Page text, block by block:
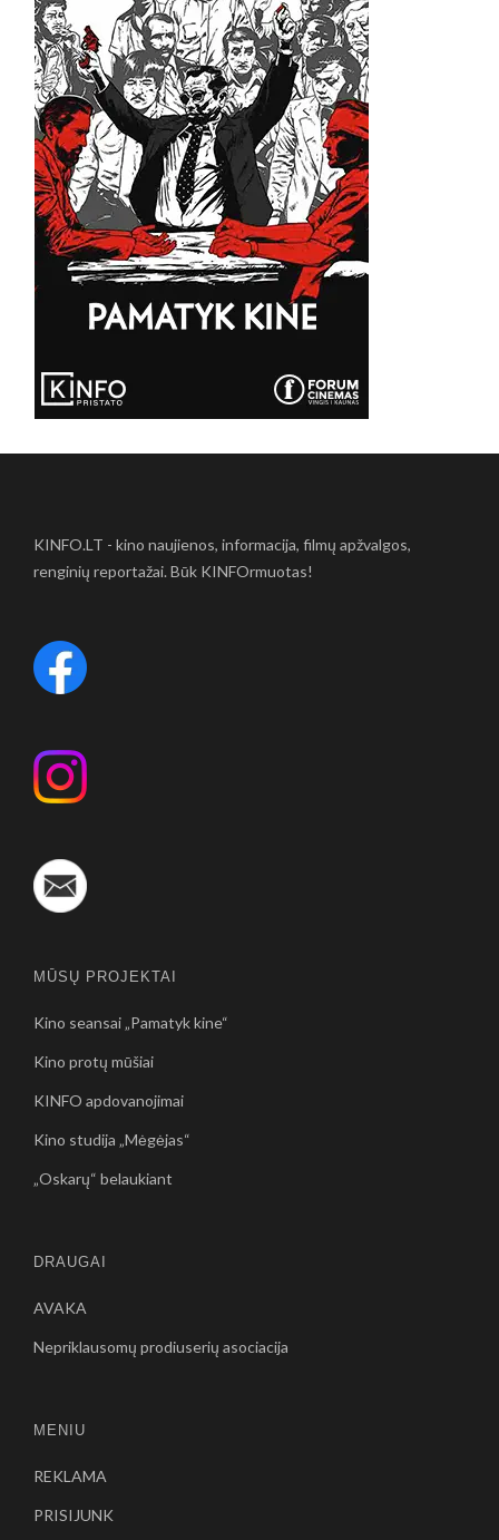
KINFO.LT - kino naujienos, informacija, filmų apžvalgos,
renginių reportažai. Būk KINFOrmuotas!
MŪSŲ PROJEKTAI
Kino seansai „Pamatyk kine“
Kino protų mūšiai
KINFO apdovanojimai
Kino studija „Mėgėjas“
„Oskarų“ belaukiant
DRAUGAI
AVAKA
Nepriklausomų prodiuserių asociacija
MENIU
REKLAMA
PRISIJUNK